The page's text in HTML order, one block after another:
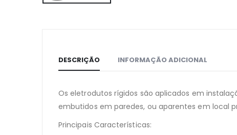
DESCRIÇÃO INFORMAÇÃO ADICIONAL
Os eletrodutos rígidos são aplicados em
embutidos em paredes, ou aparentes em local
Principais Características: